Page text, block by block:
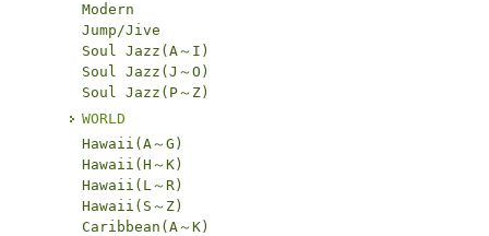
Modern
Jump/Jive
Soul Jazz(A～I)
Soul Jazz(J～O)
Soul Jazz(P～Z)
WORLD
Hawaii(A～G)
Hawaii(H～K)
Hawaii(L～R)
Hawaii(S～Z)
Caribbean(A～K)